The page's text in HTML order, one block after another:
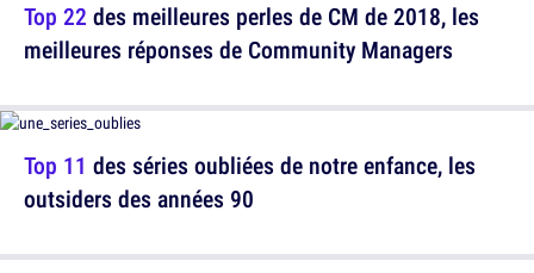
Top 11 des séries oubliées de notre enfance, les
outsiders des années 90
Top 22 des meilleures perles de CM de 2018, les
meilleures réponses de Community Managers